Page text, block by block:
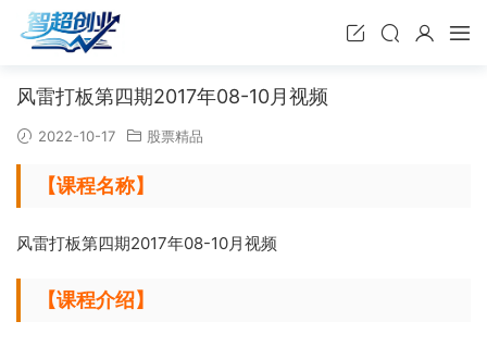
风雷打板第四期2017年08-10月视频
2022-10-17 股票精品
【课程名称】
风雷打板第四期2017年08-10月视频
【课程介绍】